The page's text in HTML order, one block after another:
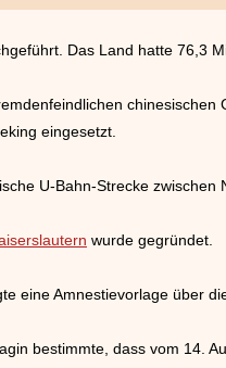
Das Land hatte 76,3
eingesetzt.
U-Bahn-Strecke
wurde gegründet.
eine Amnestievorlage über
bestimmte, dass vom 14.